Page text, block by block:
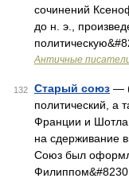
сочинений
до н. э.,
Античные
132 Старый союз —
политический, а
Франции и
на сдерживание
Союз был